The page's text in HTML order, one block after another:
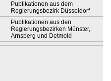
Publikationen aus dem
Regierungsbezirk Düsseldorf
Publikationen aus den
Regierungsbezirken Münster,
Arnsberg und Detmold